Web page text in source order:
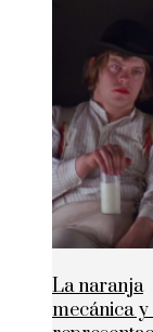
La naranja
mecánica y